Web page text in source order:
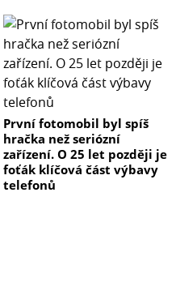
První fotomobil byl spíš
hračka než seriózní
zařízení. O 25 let později je
foťák klíčová část výbavy
telefonů